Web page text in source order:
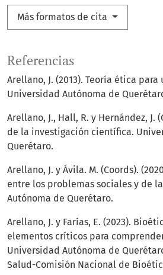
Más formatos de cita
Referencias
Arellano, J. (2013). Teoría ética
Universidad Autónoma de
Arellano, J., Hall, R. y Hernández, J.
de la investigación científica.
Querétaro.
Arellano, J. y Ávila. M. (Coords).
entre los problemas sociales y de
Autónoma de Querétaro.
Arellano, J. y Farías, E. (2023).
elementos críticos para
Universidad Autónoma de
Salud-Comisión Nacional de